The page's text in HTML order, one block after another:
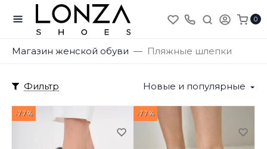
0
Магазин женской обуви Пляжные шлепки
Фильтр Новые и популярные
-77% -77%